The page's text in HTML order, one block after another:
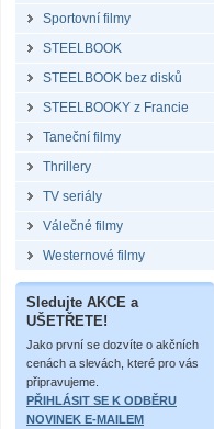
Sportovní filmy
STEELBOOK
STEELBOOK bez disků
STEELBOOKY z Francie
Taneční filmy
Thrillery
TV seriály
Válečné filmy
Westernové filmy
Sledujte AKCE a
UŠETŘETE!
Jako první se dozvíte o akčních
cenách a slevách, které pro vás
připravujeme.
PŘIHLÁSIT SE K ODBĚRU
NOVINEK E-MAILEM